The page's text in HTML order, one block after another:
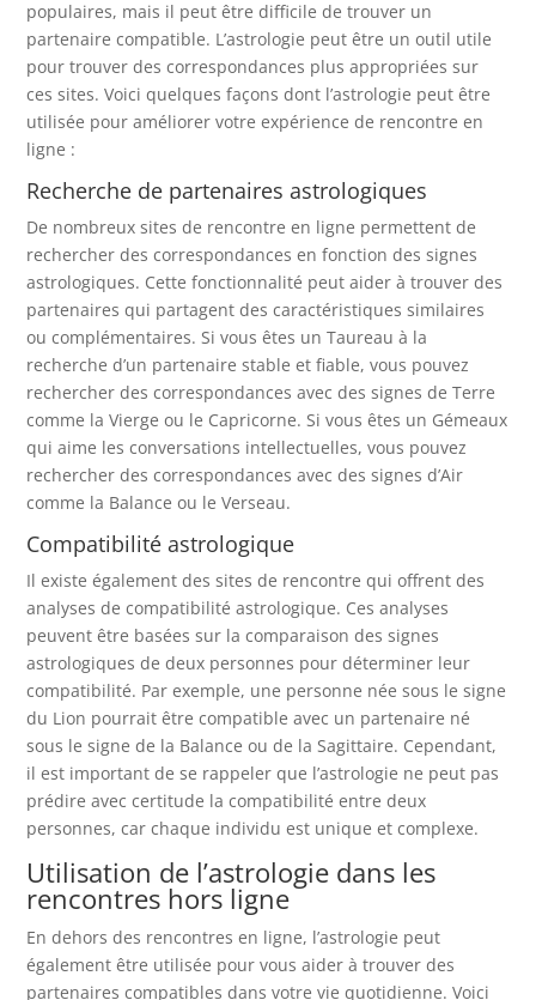
populaires, mais il peut être difficile de trouver un
partenaire compatible. L’astrologie peut être un outil utile
pour trouver des correspondances plus appropriées sur
ces sites. Voici quelques façons dont l’astrologie peut être
utilisée pour améliorer votre expérience de rencontre en
ligne :
Recherche de partenaires astrologiques
De nombreux sites de rencontre en ligne permettent de
rechercher des correspondances en fonction des signes
astrologiques. Cette fonctionnalité peut aider à trouver des
partenaires qui partagent des caractéristiques similaires
ou complémentaires. Si vous êtes un Taureau à la
recherche d’un partenaire stable et fiable, vous pouvez
rechercher des correspondances avec des signes de Terre
comme la Vierge ou le Capricorne. Si vous êtes un Gémeaux
qui aime les conversations intellectuelles, vous pouvez
rechercher des correspondances avec des signes d’Air
comme la Balance ou le Verseau.
Compatibilité astrologique
Il existe également des sites de rencontre qui offrent des
analyses de compatibilité astrologique. Ces analyses
peuvent être basées sur la comparaison des signes
astrologiques de deux personnes pour déterminer leur
compatibilité. Par exemple, une personne née sous le signe
du Lion pourrait être compatible avec un partenaire né
sous le signe de la Balance ou de la Sagittaire. Cependant,
il est important de se rappeler que l’astrologie ne peut pas
prédire avec certitude la compatibilité entre deux
personnes, car chaque individu est unique et complexe.
Utilisation de l’astrologie dans les
rencontres hors ligne
En dehors des rencontres en ligne, l’astrologie peut
également être utilisée pour vous aider à trouver des
partenaires compatibles dans votre vie quotidienne. Voici